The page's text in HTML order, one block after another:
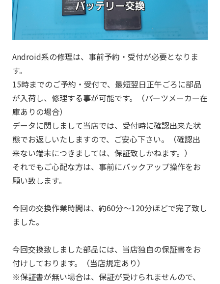
Android系の修理は、事前予約・受付が必要となりま
す。
15時までのご予約・受付で、最短翌日正午ごろに部品
が入荷し、修理する事が可能です。（パーツメーカー在
庫ありの場合）
データに関しまして当店では、受付時に確認出来た状
態でお返しいたしますので、ご安心下さい。（確認出
来ない端末につきましては、保証致しかねます。）
それでもご心配な方は、事前にバックアップ操作をお
願い致します。
今回の交換作業時間は、約60分～120分ほどで完了致し
ました。
今回交換致しました部品には、当店独自の保証書をお
付けしております。（当店規定あり）
※保証書が無い場合は、保証が受けられませんので、